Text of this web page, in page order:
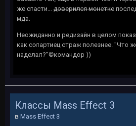
же спасти... доверился монетке
мда.
Неожиданно и редизайн в целом
как сопартиец страж полезнее. "Что
наделал?"©командор ))
Классы Mass Effect 3
в Mass Effect 3